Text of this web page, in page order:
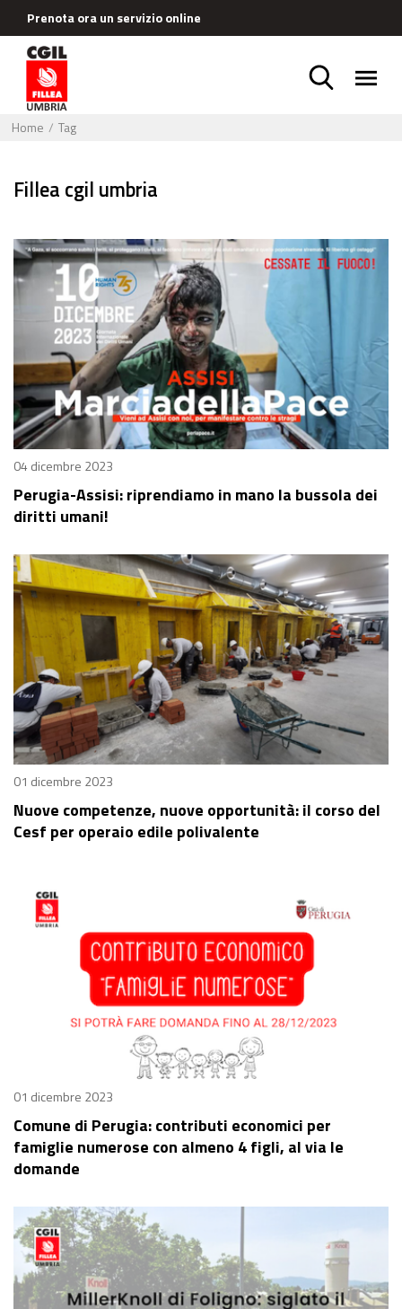
Prenota ora un servizio online
Home Tag
fillea cgil umbria
04 dicembre 2023
Perugia-Assisi: riprendiamo in mano la bussola dei
diritti umani!
01 dicembre 2023
Nuove competenze, nuove opportunità: il corso del
Cesf per operaio edile polivalente
01 dicembre 2023
Comune di Perugia: contributi economici per
famiglie numerose con almeno 4 figli, al via le
domande